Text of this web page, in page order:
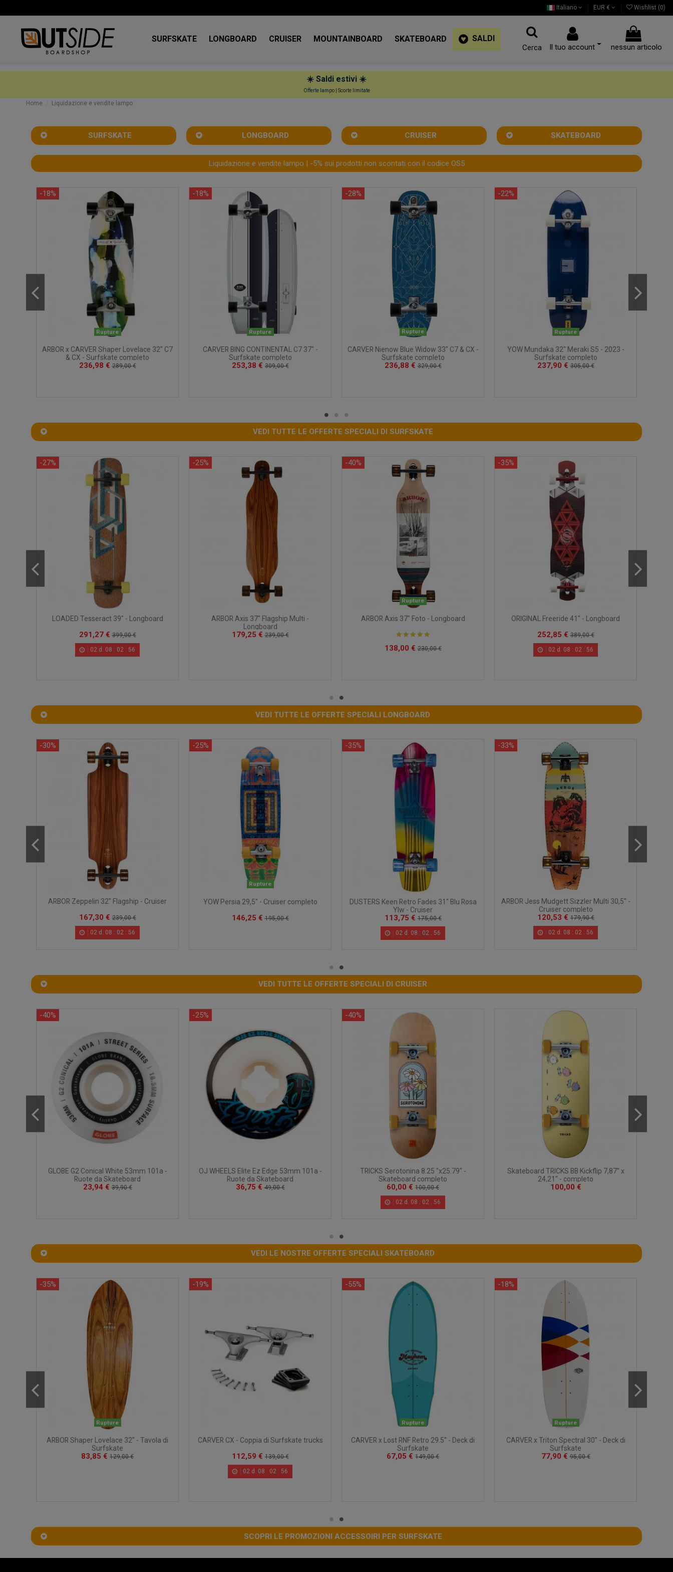
Italiano EUR € Wishlist (0)
SURFSKATE LONGBOARD CRUISER MOUNTAINBOARD SKATEBOARD SALDI
Cerca Il tuo account nessun articolo
☀️ Saldi estivi ☀️
Offerte lampo | Scorte limitate
Home Liquidazione e vendite lampo
SURFSKATE LONGBOARD CRUISER SKATEBOARD
Liquidazione e vendite lampo | -5% sui prodotti non scontati con il codice OS5
-18%
Rupture
ARBOR x CARVER Shaper Lovelace 32" C7
& CX - Surfskate completo
236,98 € 289,00 €
-18%
Rupture
CARVER BING CONTINENTAL C7 37" -
Surfskate completo
253,38 € 309,00 €
-28%
Rupture
CARVER Nienow Blue Widow 33" C7 & CX -
Surfskate completo
236,88 € 329,00 €
-22%
Rupture
YOW Mundaka 32" Meraki S5 - 2023 -
Surfskate completo
237,90 € 305,00 €
VEDI TUTTE LE OFFERTE SPECIALI DI SURFSKATE
-27%
LOADED Tesseract 39" - Longboard
291,27 € 399,00 €
02 d. 08 : 02 : 55
-25%
ARBOR Axis 37" Flagship Multi -
Longboard
179,25 € 239,00 €
-40%
Rupture
ARBOR Axis 37" Foto - Longboard
138,00 € 230,00 €
-35%
ORIGINAL Freeride 41" - Longboard
252,85 € 389,00 €
02 d. 08 : 02 : 55
VEDI TUTTE LE OFFERTE SPECIALI LONGBOARD
-30%
ARBOR Zeppelin 32" Flagship - Cruiser
167,30 € 239,00 €
02 d. 08 : 02 : 55
-25%
Rupture
YOW Persia 29,5" - Cruiser completo
146,25 € 195,00 €
-35%
DUSTERS Keen Retro Fades 31" Blu Rosa
Ylw - Cruiser
113,75 € 175,00 €
02 d. 08 : 02 : 55
-33%
ARBOR Jess Mudgett Sizzler Multi 30,5" -
Cruiser completo
120,53 € 179,90 €
02 d. 08 : 02 : 55
VEDI TUTTE LE OFFERTE SPECIALI DI CRUISER
-40%
GLOBE G2 Conical White 53mm 101a -
Ruote da Skateboard
23,94 € 39,90 €
-25%
OJ WHEELS Elite Ez Edge 53mm 101a -
Ruote da Skateboard
36,75 € 49,00 €
-40%
TRICKS Serotonina 8.25 "x25.79" -
Skateboard completo
60,00 € 100,00 €
02 d. 08 : 02 : 55
Skateboard TRICKS BB Kickflip 7,87" x
24,21" - completo
100,00 €
VEDI LE NOSTRE OFFERTE SPECIALI SKATEBOARD
-35%
Rupture
ARBOR Shaper Lovelace 32" - Tavola di
Surfskate
83,85 € 129,00 €
-19%
CARVER CX - Coppia di Surfskate trucks
112,59 € 139,00 €
02 d. 08 : 02 : 55
-55%
Rupture
CARVER x Lost RNF Retro 29.5'' - Deck di
Surfskate
67,05 € 149,00 €
-18%
Rupture
CARVER x Triton Spectral 30'' - Deck di
Surfskate
77,90 € 95,00 €
SCOPRI LE PROMOZIONI ACCESSOIRI PER SURFSKATE